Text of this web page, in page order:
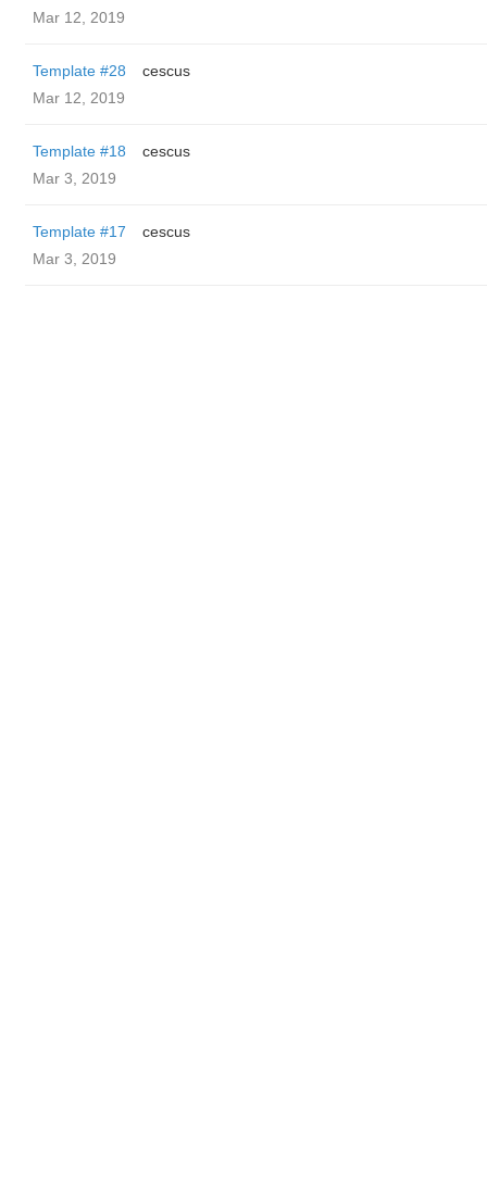
Mar 12, 2019
Template #28
cescus
Mar 12, 2019
Template #18
cescus
Mar 3, 2019
Template #17
cescus
Mar 3, 2019